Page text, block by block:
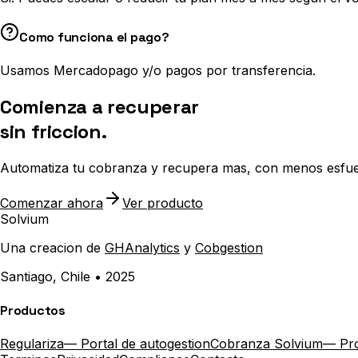
Como funciona el pago?
Usamos Mercadopago y/o pagos por transferencia.
Comienza a recuperar
sin friccion.
Automatiza tu cobranza y recupera mas, con menos
Comenzar ahora
Ver producto
Solvium
Una creacion de GHAnalytics y Cobgestion
Santiago, Chile • 2025
Productos
Regulariza— Portal de autogestionCobranza Solvium—